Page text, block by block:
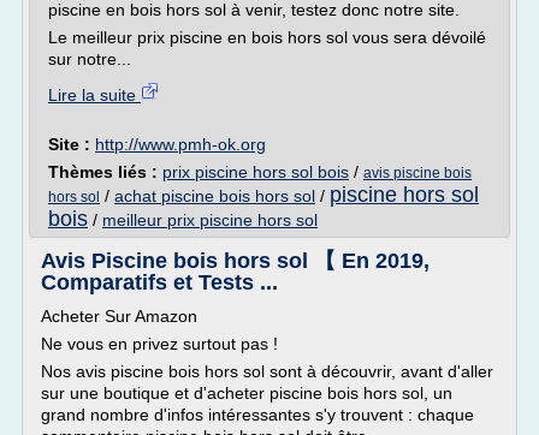
piscine en bois hors sol à venir, testez donc notre site.
Le meilleur prix piscine en bois hors sol vous sera dévoilé
sur notre...
Lire la suite
Site : http://www.pmh-ok.org
Thèmes liés : prix piscine hors sol bois / avis piscine bois
hors sol / achat piscine bois hors sol / piscine hors sol
bois / meilleur prix piscine hors sol
Avis Piscine bois hors sol 【 En 2019,
Comparatifs et Tests ...
Acheter Sur Amazon
Ne vous en privez surtout pas !
Nos avis piscine bois hors sol sont à découvrir, avant d'aller
sur une boutique et d'acheter piscine bois hors sol, un
grand nombre d'infos intéressantes s'y trouvent : chaque